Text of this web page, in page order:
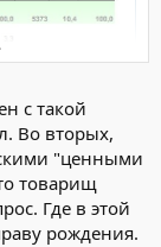
с такой
Во вторых,
"ценными
товарищ
Где в этой
рождения.